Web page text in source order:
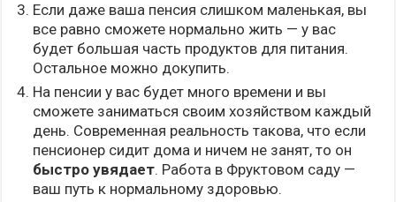
Если даже ваша пенсия слишком маленькая, вы
все равно сможете нормально жить — у вас
будет большая часть продуктов для питания.
Остальное можно докупить.
На пенсии у вас будет много времени и вы
сможете заниматься своим хозяйством каждый
день. Современная реальность такова, что если
пенсионер сидит дома и ничем не занят, то он
быстро увядает. Работа в Фруктовом саду —
ваш путь к нормальному здоровью.